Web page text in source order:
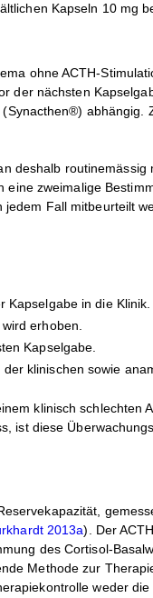
Kapseln 10 mg
ohne ACTH-
der nächsten
abhängig.
deshalb
zweimalige
Fall mitbeurteilt
in die Klinik.
erhoben.
Kapselgabe.
klinischen sowie
klinisch schlechten
ist diese
2013a). Der
des Cortisol-
Methode zur
weder